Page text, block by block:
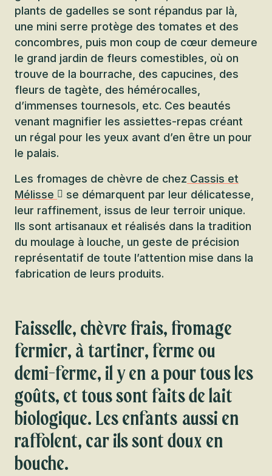
plants de gadelles se sont répandus par là,
une mini serre protège des tomates et des
concombres, puis mon coup de cœur demeure
le grand jardin de fleurs comestibles, où on
trouve de la bourrache, des capucines, des
fleurs de tagète, des hémérocalles,
d’immenses tournesols, etc. Ces beautés
venant magnifier les assiettes-repas créant
un régal pour les yeux avant d’en être un pour
le palais.
Les fromages de chèvre de chez Cassis et
Mélisse
se démarquent par leur délicatesse,
leur raffinement, issus de leur terroir unique.
Ils sont artisanaux et réalisés dans la tradition
du moulage à louche, un geste de précision
représentatif de toute l’attention mise dans la
fabrication de leurs produits.
Faisselle, chèvre frais, fromage
fermier, à tartiner, ferme ou
demi-ferme, il y en a pour tous les
goûts, et tous sont faits de lait
biologique. Les enfants aussi en
raffolent, car ils sont doux en
bouche.